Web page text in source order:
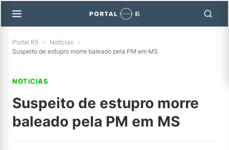
Portal R5 » Notícias »
Suspeito de estupro morre baleado pela PM em MS
NOTíCIAS
Suspeito de estupro morre
baleado pela PM em MS